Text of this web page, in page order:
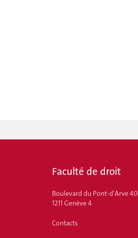
Faculté de droit
Boulevard du Pont-d'Arve 40
1211 Genève 4
Contacts